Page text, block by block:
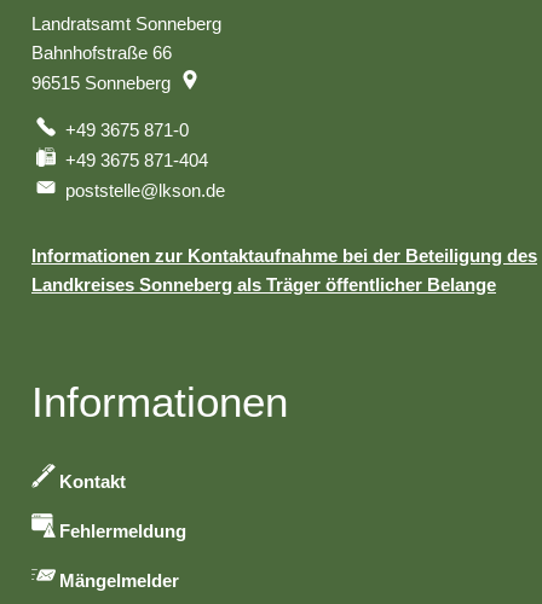
Landratsamt Sonneberg
Bahnhofstraße 66
96515 Sonneberg
+49 3675 871-0
+49 3675 871-404
poststelle@lkson.de
Informationen zur Kontaktaufnahme bei der Beteiligung des
Landkreises Sonneberg als Träger öffentlicher Belange
Informationen
Kontakt
Fehlermeldung
Mängelmelder